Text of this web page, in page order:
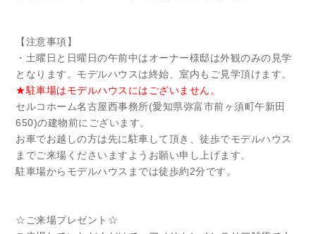
【注意事項】
・土曜日と日曜日の午前中はオーナー様邸は外観のみの見学
となります。モデルハウスは終始、室内もご見学頂けます。
★駐車場はモデルハウスにはございません。
セルコホーム名古屋西事務所(愛知県弥富市前ヶ須町午新田
650)の建物前にございます。
お車でお越しの方は先に駐車して頂き、徒歩でモデルハウス
までご来場くださいますようお願い申し上げます。
駐車場からモデルハウスまでは徒歩約2分です。
☆ご来場プレゼント☆